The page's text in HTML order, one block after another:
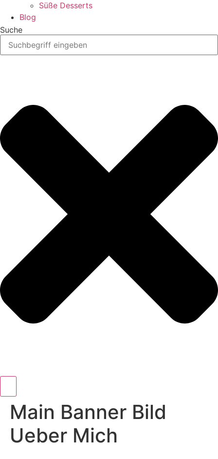
Süße Desserts
Blog
Suche
Main Banner Bild
Ueber Mich